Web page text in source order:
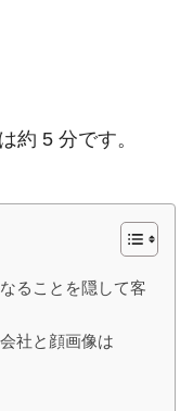
約 5 分です。
ることを隠して客
社と顔画像は